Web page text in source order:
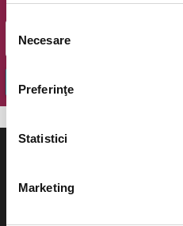
Selecția
consimțământului
Necesare
Preferinţe
Statistici
Marketing
Email